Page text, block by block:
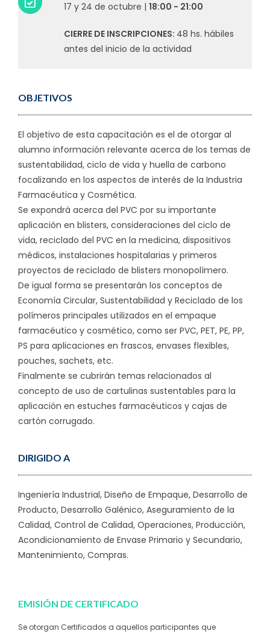
17 y 24 de octubre | 18:00 - 21:00
CIERRE DE INSCRIPCIONES: 48 hs. hábiles
antes del inicio de la actividad
OBJETIVOS
El objetivo de esta capacitación es el de otorgar al
alumno información relevante acerca de los temas de
sustentabilidad, ciclo de vida y huella de carbono
focalizando en los aspectos de interés de la Industria
Farmacéutica y Cosmética.
Se expondrá acerca del PVC por su importante
aplicación en blisters, consideraciones del ciclo de
vida, reciclado del PVC en la medicina, dispositivos
médicos, instalaciones hospitalarias y primeros
proyectos de reciclado de blisters monopolímero.
De igual forma se presentarán los conceptos de
Economía Circular, Sustentabilidad y Reciclado de los
polímeros principales utilizados en el empaque
farmacéutico y cosmético, como ser PVC, PET, PE, PP,
PS para aplicaciones en frascos, envases flexibles,
pouches, sachets, etc.
Finalmente se cubrirán temas relacionados al
concepto de uso de cartulinas sustentables para la
aplicación en estuches farmacéuticos y cajas de
cartón corrugado.
DIRIGIDO A
Ingeniería Industrial, Diseño de Empaque, Desarrollo de
Producto, Desarrollo Galénico, Aseguramiento de la
Calidad, Control de Calidad, Operaciones, Producción,
Acondicionamiento de Envase Primario y Secundario,
Mantenimiento, Compras.
EMISIÓN DE CERTIFICADO
Se otorgan Certificados a aquellos participantes que